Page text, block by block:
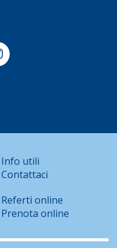
Info utili
Contattaci
Referti online
Prenota online